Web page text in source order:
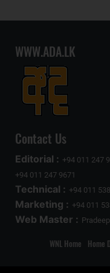
WWW.ADA.LK
Contact Us
Editorial : +94 011 247
+94 011 247 9671
Technical : +94 011
Marketing : +94 011
Web Master :
WNL Home Home